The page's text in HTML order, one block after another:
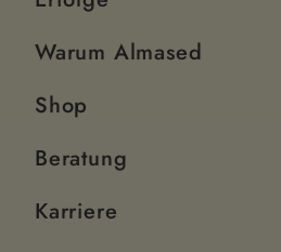
Warum Almased
Shop
Beratung
Karriere